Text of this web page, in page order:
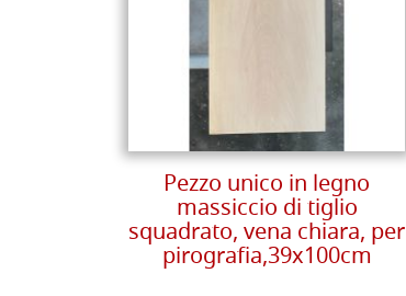
Pezzo unico in legno
massiccio di tiglio
squadrato, vena chiara, per
pirografia,39x100cm